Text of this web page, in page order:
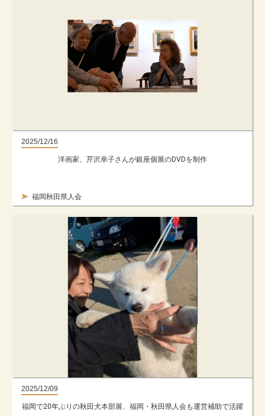
2025/12/16
福岡秋田県人会
洋画家、芹沢幸子さんが銀座個展のDVDを制作
2025/12/09
福岡で20年ぶりの秋田犬本部展、福岡・秋田県人会も運営補助で活躍